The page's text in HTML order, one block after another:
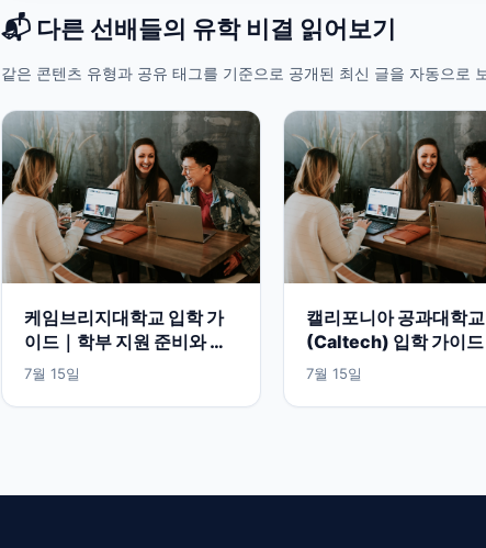
📬 다른 선배들의 유학 비결 읽어보기
같은 콘텐츠 유형과 공유 태그를 기준으로 공개된 최신 글을 자동으로
케임브리지대학교 입학 가
이드｜학부 지원 준비와 공
식 입학정보 한눈에 보기
7월 15일
캘리포니아 공과대학교
(Caltech) 입학 가이드
국 이공계 명문대 준비
7월 15일